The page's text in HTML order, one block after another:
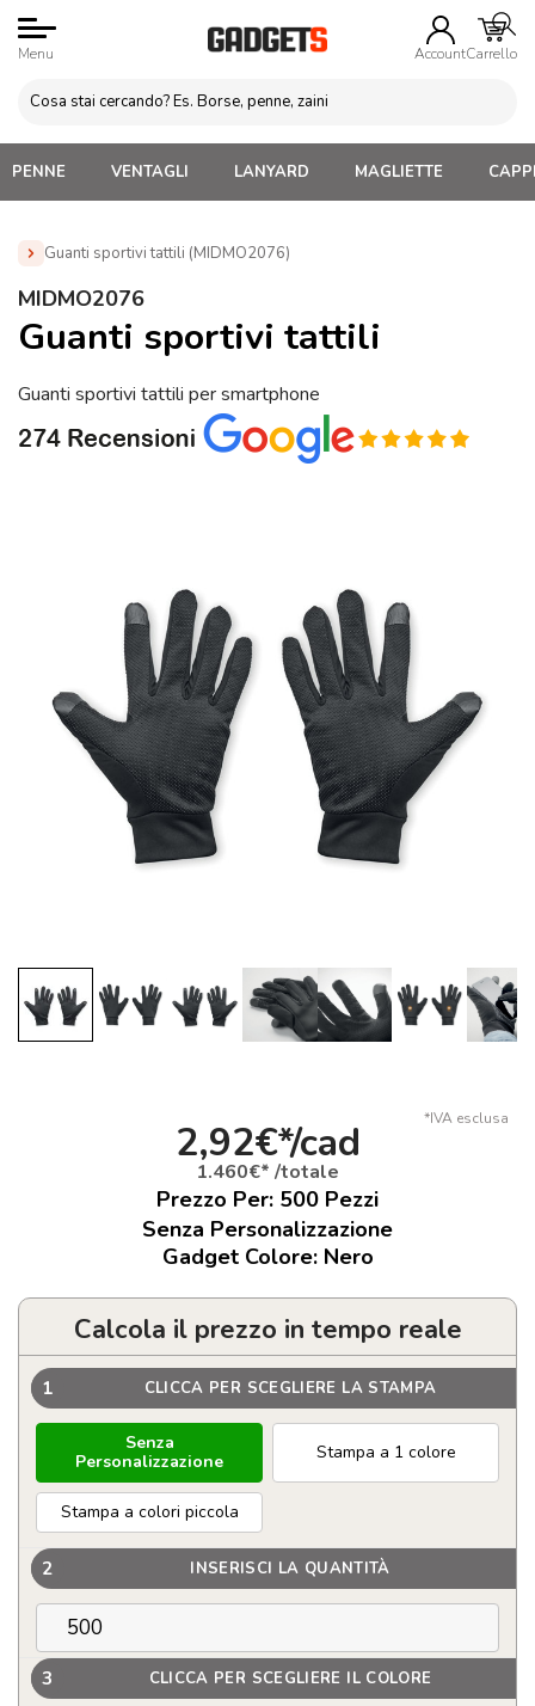
Menu AccountCarrello
PENNE VENTAGLI LANYARD MAGLIETTE
Guanti sportivi tattili (MIDMO2076)
Home » Abbigliamento Personalizzato
MIDMO2076
Guanti sportivi tattili
Guanti sportivi tattili per smartphone
*IVA esclusa
2,92€*/cad
1.460€* /totale
Prezzo Per: 500 Pezzi
Senza Personalizzazione
Gadget Colore: Nero
Calcola il prezzo in tempo reale
1 CLICCA PER SCEGLIERE LA STAMPA
Senza
Personalizzazione
Stampa a 1 colore
Stampa a colori piccola
2 INSERISCI LA QUANTITÀ
3 CLICCA PER SCEGLIERE IL COLORE